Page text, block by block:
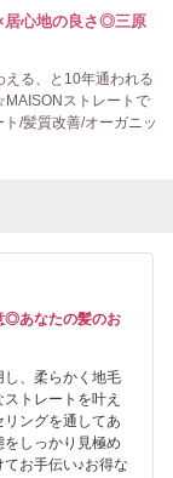
居心地の良さ◎三原
る、と10年通われる
ストレートで
/髪質改善/オーガニッ
◎あなたの髪のお
、柔らかく地毛
トレートを叶え
ングを通してあ
しっかり見極め
お手伝い♪お得な